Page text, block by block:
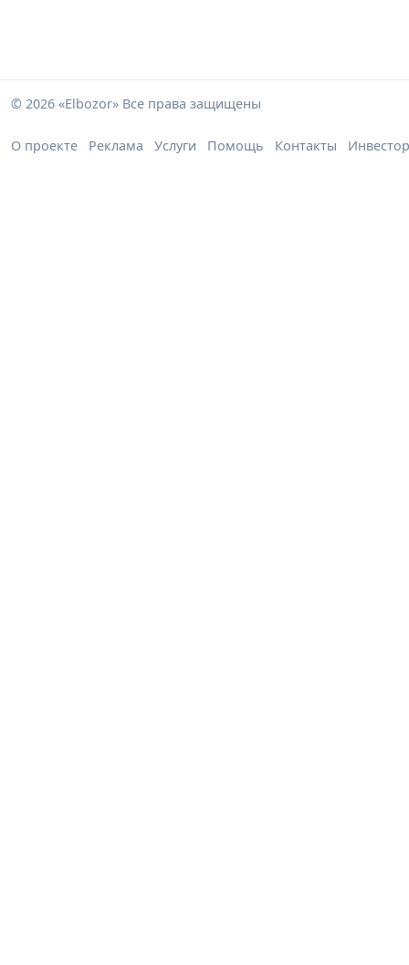
© 2026 «Elbozor» Все права защищены
О проекте Реклама Услуги Помощь Контакты